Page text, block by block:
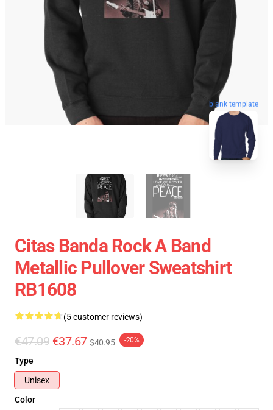
blank template
Citas Banda Rock A Band
Metallic Pullover Sweatshirt
RB1608
(5 customer reviews)
€47.09 €37.67 $40.95 -20%
Type
Unisex
Color